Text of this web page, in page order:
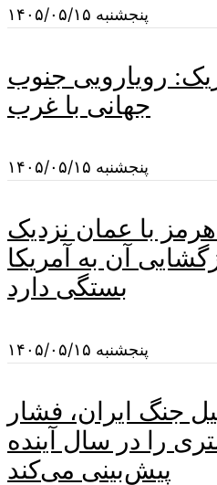
پنجشنبه ۱۴۰۵/۰۵/۱۵
رویارویی جنوب
جهانی با غرب
پنجشنبه ۱۴۰۵/۰۵/۱۵
با عمان نزدیک
آن به آمریکا
بستگی دارد
پنجشنبه ۱۴۰۵/۰۵/۱۵
جنگ ایران، فشار
را در سال آینده
پیش‌بینی می‌کند